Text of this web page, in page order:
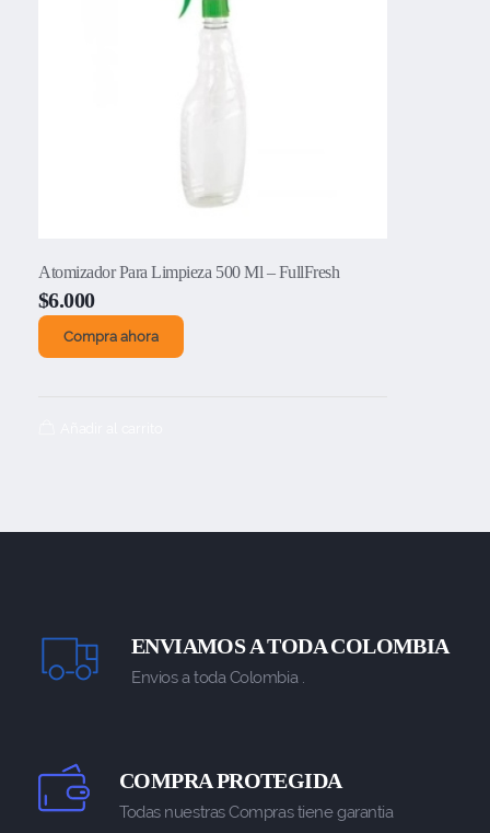
Atomizador Para Limpieza 500 Ml – FullFresh
$6.000
Compra ahora
ENVIAMOS A TODA COLOMBIA
Envios a toda Colombia .
COMPRA PROTEGIDA
Todas nuestras Compras tiene garantia